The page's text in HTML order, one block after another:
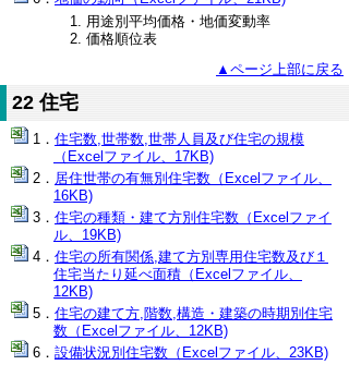
用途別平均価格・地価変動率
価格順位表
▲ページ上部に戻る
22 住宅
住宅数,世帯数,世帯人員及び住宅の規模
（Excelファイル、17KB)
居住世帯の有無別住宅数（Excelファイル、
16KB)
住宅の種類・建て方別住宅数（Excelファイ
ル、19KB)
住宅の所有関係,建て方別専用住宅数及び１
住宅当たり延べ面積（Excelファイル、
12KB)
住宅の建て方,階数,構造・建築の時期別住宅
数（Excelファイル、12KB)
設備状況別住宅数（Excelファイル、23KB)